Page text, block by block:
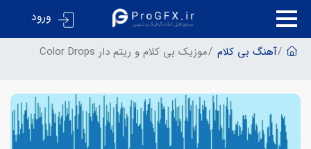
ورود
آهنگ بی کلام موزیک بی کلام و ریتم دار Color Drops